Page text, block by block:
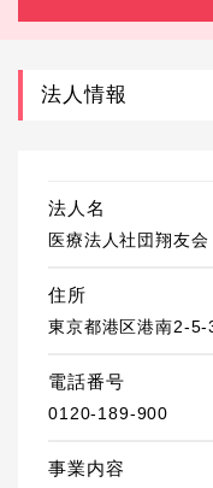
法人情報
法人名
医療法人社団翔友会
住所
東京都港区港南2-
電話番号
0120-189-900
事業内容